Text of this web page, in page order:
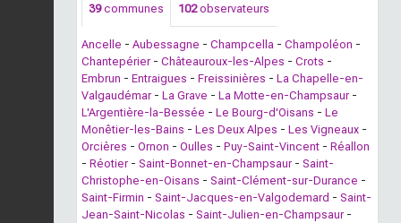
39communes 102observateurs
Ancelle - Aubessagne - Champcella - Champoléon -
Chantepérier - Châteauroux-les-Alpes - Crots -
Embrun - Entraigues - Freissinières - La Chapelle-en-
Valgaudémar - La Grave - La Motte-en-Champsaur -
L'Argentière-la-Bessée - Le Bourg-d'Oisans - Le
Monêtier-les-Bains - Les Deux Alpes - Les Vigneaux -
Orcières - Ornon - Oulles - Puy-Saint-Vincent - Réallon
- Réotier - Saint-Bonnet-en-Champsaur - Saint-
Christophe-en-Oisans - Saint-Clément-sur-Durance -
Saint-Firmin - Saint-Jacques-en-Valgodemard - Saint-
Jean-Saint-Nicolas - Saint-Julien-en-Champsaur -